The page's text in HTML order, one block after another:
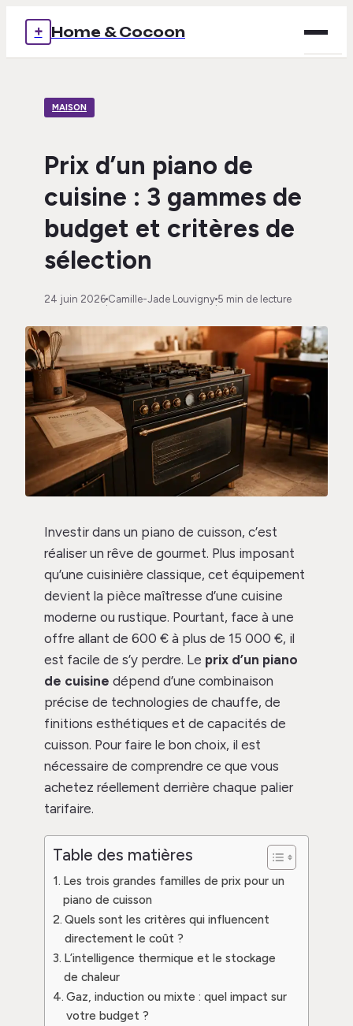
+ Home & Cocoon
MAISON
Prix d’un piano de
cuisine : 3 gammes de
budget et critères de
sélection
24 juin 2026
·
Camille-Jade Louvigny
·
5 min de lecture
Investir dans un piano de cuisson, c’est
réaliser un rêve de gourmet. Plus imposant
qu’une cuisinière classique, cet équipement
devient la pièce maîtresse d’une cuisine
moderne ou rustique. Pourtant, face à une
offre allant de 600 € à plus de 15 000 €, il
est facile de s’y perdre. Le prix d’un piano
de cuisine dépend d’une combinaison
précise de technologies de chauffe, de
finitions esthétiques et de capacités de
cuisson. Pour faire le bon choix, il est
nécessaire de comprendre ce que vous
achetez réellement derrière chaque palier
tarifaire.
Table des matières
Les trois grandes familles de prix pour un
piano de cuisson
Quels sont les critères qui influencent
directement le coût ?
L’intelligence thermique et le stockage
de chaleur
Gaz, induction ou mixte : quel impact sur
votre budget ?